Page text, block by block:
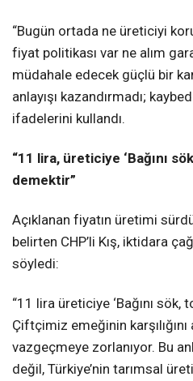
“Bugün ortada ne üreticiyi
fiyat politikası var ne alım
müdahale edecek güçlü bir
anlayışı kazandırmadı;
ifadelerini kullandı.
“11 lira, üreticiye ‘Bağını
demektir”
Açıklanan fiyatın üretimi
belirten CHP’li Kış, iktidara
söyledi:
“11 lira üreticiye ‘Bağını sök,
Çiftçimiz emeğinin
vazgeçmeye zorlanıyor. Bu
değil, Türkiye’nin tarımsal